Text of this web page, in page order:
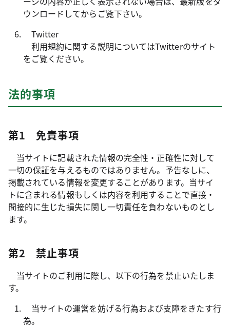
ウンロードしてからご覧下さい。
Twitter
利用規約に関する説明についてはTwitterのサイト
をご覧ください。
法的事項
第1 免責事項
当サイトに記載された情報の完全性・正確性に対して
一切の保証を与えるものではありません。予告なしに、
掲載されている情報を変更することがあります。当サイ
トに含まれる情報もしくは内容を利用することで直接・
間接的に生じた損失に関し一切責任を負わないものとし
ます。
第2 禁止事項
当サイトのご利用に際し、以下の行為を禁止いたしま
す。
当サイトの運営を妨げる行為および支障をきたす行
為。